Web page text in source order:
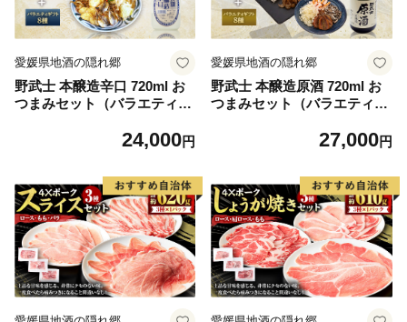
愛媛県地酒の隠れ郷
野武士 本醸造辛口 720ml お
つまみセット（バラエティギ
造酒 酒 お酒 アルコール 飲料
めの町（超）推し！（松野
町）】（605）
24,000円
愛媛県地酒の隠れ郷
野武士 本醸造原酒 720ml お
つまみセット（バラエティギ
造酒 原酒 酒 お酒 アルコール
【えひめの町（超）推し！
（松野町）】（606）
27,000円